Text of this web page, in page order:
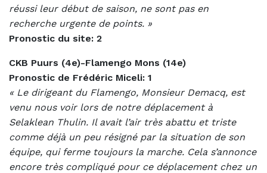
réussi leur début de saison, ne sont pas en
recherche urgente de points. »
Pronostic du site: 2
CKB Puurs (4e)-Flamengo Mons (14e)
Pronostic de Frédéric Miceli: 1
« Le dirigeant du Flamengo, Monsieur Demacq, est
venu nous voir lors de notre déplacement à
Selaklean Thulin. Il avait l’air très abattu et triste
comme déjà un peu résigné par la situation de son
équipe, qui ferme toujours la marche. Cela s’annonce
encore très compliqué pour ce déplacement chez un